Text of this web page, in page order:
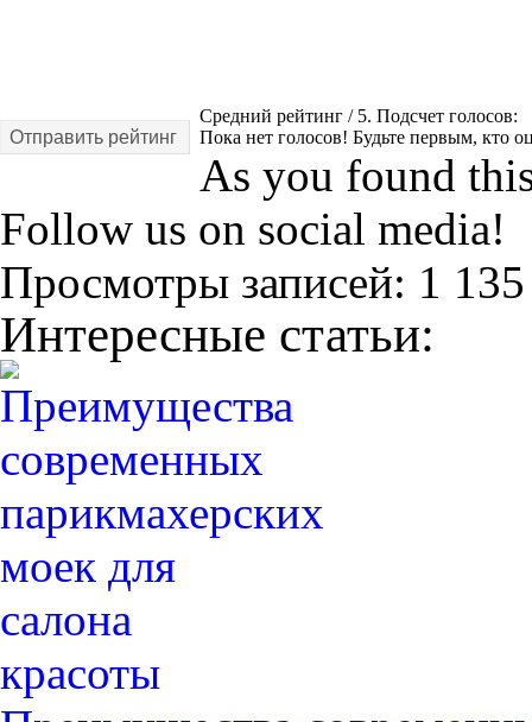
Отправить рейтинг
Средний рейтинг / 5. Подсчет голосов:
Пока нет голосов! Будьте первым, кто
As you found
Follow us on social media!
Просмотры записей: 1 135
Интересные статьи: